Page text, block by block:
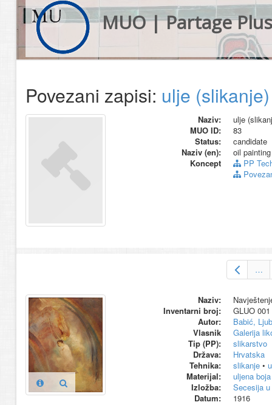
MUO | Partage Plus
Povezani zapisi: ulje (slikanje)
Naziv:
ulje
MUO ID:
83
Status:
candidate
Naziv (en):
oil
Koncept
PP
…
Naziv:
Inventarni broj:
GLUO 001
Autor:
Babić,
Vlasnik
Galerija
Tip (PP):
slikarstvo
Država:
Hrvatska
Tehnika:
slikanje•
Materijal:
uljena boja
Izložba:
Secesija
Datum:
1916